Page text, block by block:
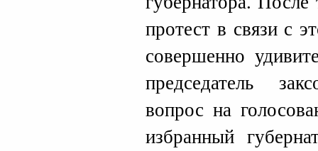
протест в связи с
совершенно
председатель
вопрос на
избранный